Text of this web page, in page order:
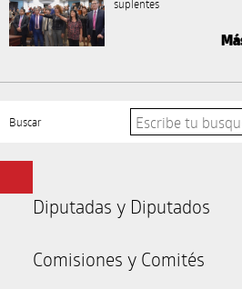
suplentes
Buscar
Diputadas y Diputados
Comisiones y Comités